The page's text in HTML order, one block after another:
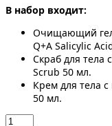
В набор входит:
Очищающий
Q+A Salicylic
Скраб для тела
Scrub 50 мл.
Крем для тела
50 мл.